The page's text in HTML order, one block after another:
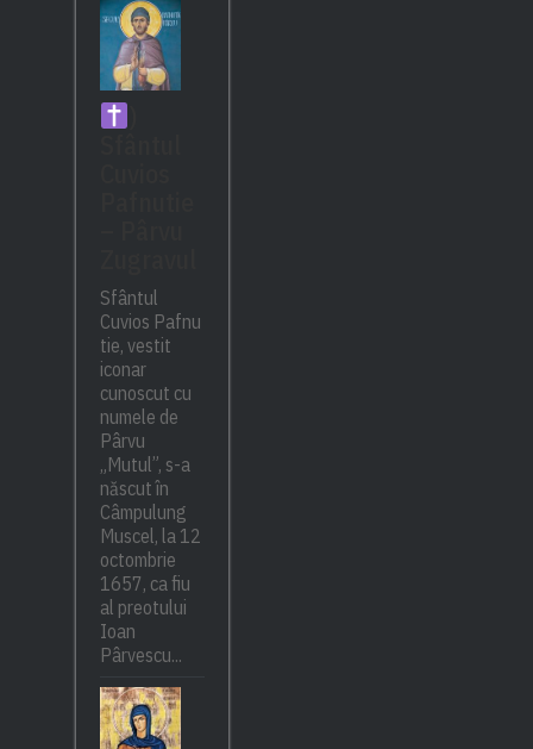
Sfântul
Cuvios Pafnu
tie, vestit
iconar
cunoscut cu
numele de
Pârvu
„Mutul”, s-a
născut în
Câmpulung
Muscel, la 12
octombrie
1657, ca fiu
al preotului
Ioan
Pârvescu...